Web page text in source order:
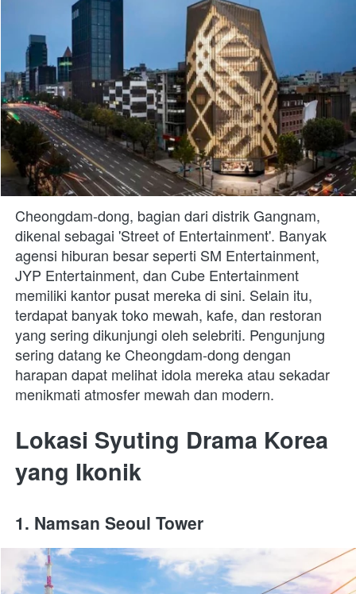
Cheongdam-dong, bagian dari distrik Gangnam,
dikenal sebagai 'Street of Entertainment'. Banyak
agensi hiburan besar seperti SM Entertainment,
JYP Entertainment, dan Cube Entertainment
memiliki kantor pusat mereka di sini. Selain itu,
terdapat banyak toko mewah, kafe, dan restoran
yang sering dikunjungi oleh selebriti. Pengunjung
sering datang ke Cheongdam-dong dengan
harapan dapat melihat idola mereka atau sekadar
menikmati atmosfer mewah dan modern.
Lokasi Syuting Drama Korea
yang Ikonik
1. Namsan Seoul Tower